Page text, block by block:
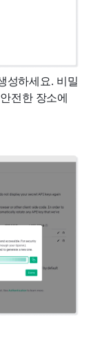
성하세요. 비밀
전한 장소에